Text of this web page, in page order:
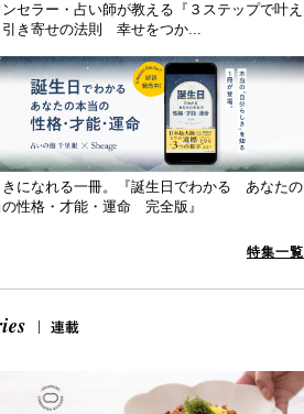
セラー・占い師が教える『３ステップで叶え
き寄せの法則 幸せをつか...
きになれる一冊。『誕生日でわかる あなたの
性格・才能・運命 完全版』
特集一覧